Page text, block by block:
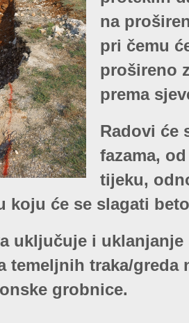
na
pri čemu
prošireno
prema
Radovi će
fazama,
tijeku,
koju će se slagati
uključuje i
temeljnih traka/greda
grobnice.